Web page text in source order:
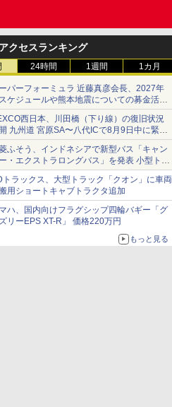
アクセスランキング
24時間 1週間 1カ月
パーフォーミュラ 近藤真彦会長、2027年
ケジュールや熊本地震についての募金活動
介
西日本、川田橋（下り線）の復旧状況
九州道 宮原SA〜八代ICで8月9日中に緊急
を通行可能に
ふそう、インドネシアで新型バス「キャン
・エクストラロングバス」を発表 小型トラ
ベースの観光・旅客輸送向けバス
トラックス、大型トラック「クオン」に車両
用ショートキャブトラクタ追加
ハ、国内向けフラグシップ四輪バギー「グ
リーEPS XT-R」 価格220万円
もっと見る